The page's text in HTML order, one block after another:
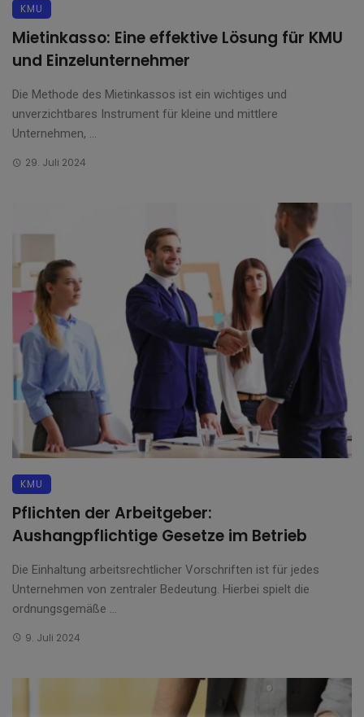
KMU
Mietinkasso: Eine effektive Lösung für KMU
und Einzelunternehmer
Die Methode des Mietinkassos ist ein wichtiges und
unverzichtbares Instrument für kleine und mittlere
Unternehmen, ...
29. Juli 2024
KMU
Pflichten der Arbeitgeber:
Aushangpflichtige Gesetze im Betrieb
Die Einhaltung arbeitsrechtlicher Vorschriften ist für jedes
Unternehmen von zentraler Bedeutung. Hierbei spielt die
ordnungsgemäße ...
9. Juli 2024